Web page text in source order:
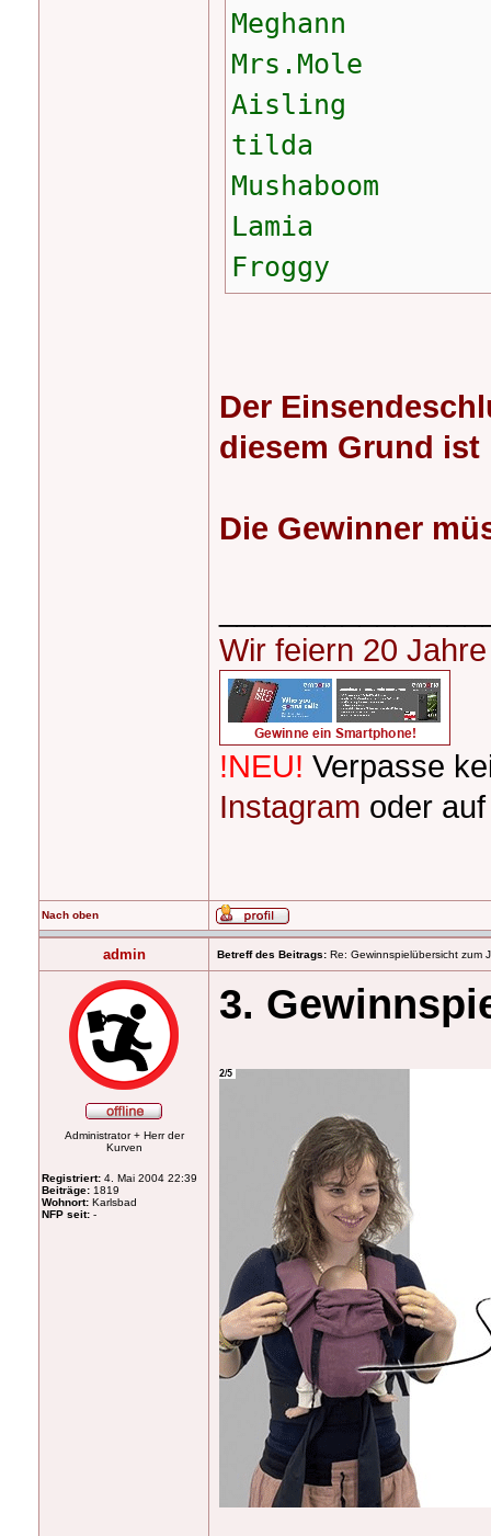
Meghann
Mrs.Mole
Aisling
tilda
Mushaboom
Lamia
Froggy
Der
diesem Grund ist
Die Gewinner
Wir feiern 20
!NEU! Verpasse
Instagram oder
Nach oben
admin Betreff des Beitrags: Re: Gewinnspielübersicht zum
Administrator + Herr der
Kurven
Registriert: 4. Mai 2004 22:39
Beiträge: 1819
Wohnort: Karlsbad
NFP seit: -
3.